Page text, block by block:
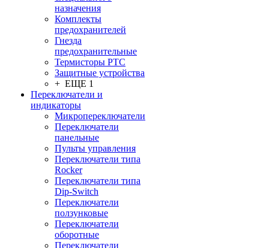
назначения
Комплекты
предохранителей
Гнезда
предохранительные
Термисторы PTC
Защитные устройства
+ ЕЩЕ 1
Переключатели и
индикаторы
Микропереключатели
Переключатели
панельные
Пульты управления
Переключатели типа
Rocker
Переключатели типа
Dip-Switch
Переключатели
ползунковые
Переключатели
оборотные
Переключатели